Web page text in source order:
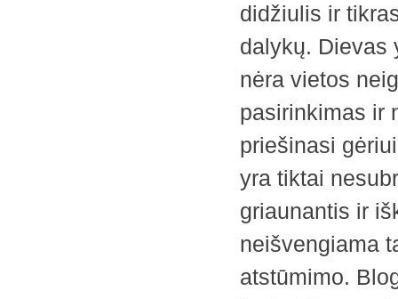
didžiulis ir
dalykų. Dievas
nėra vietos
pasirinkimas ir
priešinasi
yra tiktai
griaunantis ir
neišvengiama
atstūmimo.